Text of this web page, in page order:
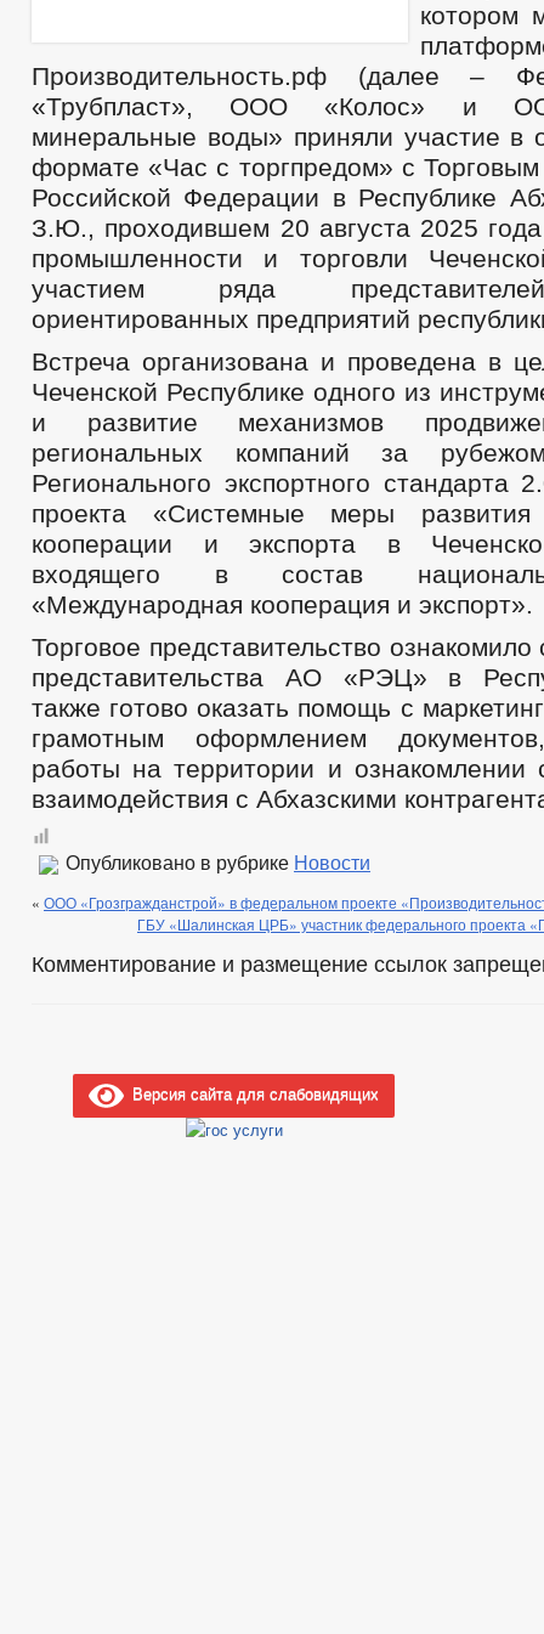
котором
Производительность.рф (далее –
«Трубпласт», ООО «Колос» и
минеральные воды» приняли участие в
формате «Час с торгпредом» с
Российской Федерации в Республике
З.Ю., проходившем 20 августа 2025
промышленности и торговли
участием ряда
ориентированных предприятий
Встреча организована и проведена в
Чеченской Республике одного из
и развитие механизмов
региональных компаний за
Регионального экспортного стандарта
проекта «Системные меры развития
кооперации и экспорта в
входящего в состав
«Международная кооперация и экспорт».
Торговое представительство
представительства АО «РЭЦ» в
также готово оказать помощь с
грамотным оформлением
работы на территории и ознакомлении
взаимодействия с Абхазскими
Опубликовано в рубрике Новости
« ООО «Грозгражданстрой» в федеральном проекте
ГБУ «Шалинская ЦРБ» участник федерального проекта
Комментирование и размещение ссылок
Версия сайта для слабовидящих